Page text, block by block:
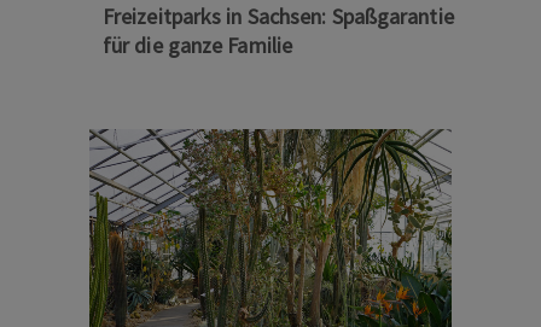
Sommer auf Sachsens Theaterbühnen